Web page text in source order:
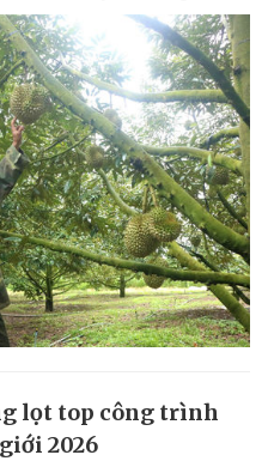
lọt top công trình
2026